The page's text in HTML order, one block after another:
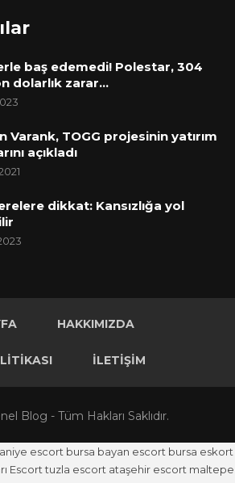
baş edemedi! Polestar, 304
dolarlık zarar…
Varank, TOGG projesinin yatırım
açıkladı
dikkat: Kansızlığa yol
HAKKIMIZDA
İLETIŞIM
Blog - Tüm Hakları Saklıdır.
escort bursa bayan escort bursa eskort
Escorttuzla escort ataşehir escort maltepe